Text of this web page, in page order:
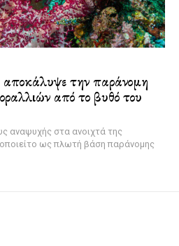
την παράνομη
από το βυθό του
αναψυχής στα ανοιχτά της
ως πλωτή βάση παράνομης